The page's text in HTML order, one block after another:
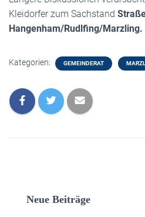
Kleidorfer zum Sachstand
Hangenham/Rudlfing/Marzling.
Kategorien: GEMEINDERAT
Neue Beiträge